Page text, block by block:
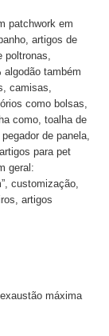
patchwork em
artigos de
também
camisas,
como bolsas,
como, toalha de
de panela,
para pet
geral:
customização,
artigos
máxima